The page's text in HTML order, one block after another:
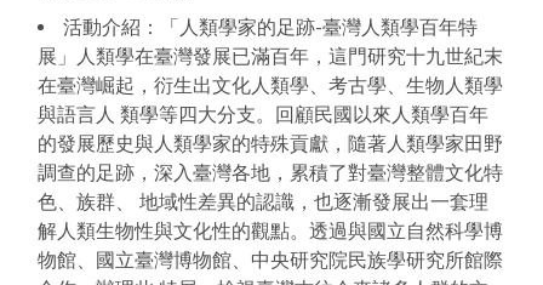
活動介紹：
「人類學家的足跡-臺灣人類學百年特
展」人類學在臺灣發展已滿百年，這門研究十九世紀末
在臺灣崛起，衍生出文化人類學、考古學、生物人類學
與語言人 類學等四大分支。回顧民國以來人類學百年
的發展歷史與人類學家的特殊貢獻，隨著人類學家田野
調查的足跡，深入臺灣各地，累積了對臺灣整體文化特
色、族群、 地域性差異的認識，也逐漸發展出一套理
解人類生物性與文化性的觀點。透過與國立自然科學博
物館、國立臺灣博物館、中央研究院民族學研究所館際